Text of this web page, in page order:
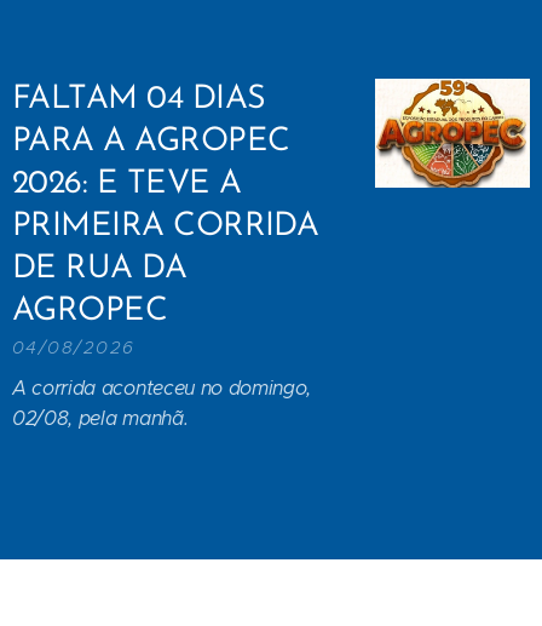
FALTAM 04 DIAS
PARA A AGROPEC
2026: E TEVE A
PRIMEIRA CORRIDA
DE RUA DA
AGROPEC
04/08/2026
A corrida aconteceu no domingo,
02/08, pela manhã.